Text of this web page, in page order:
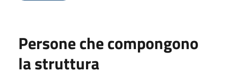
Persone che compongono
la struttura